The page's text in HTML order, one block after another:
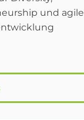
und agile